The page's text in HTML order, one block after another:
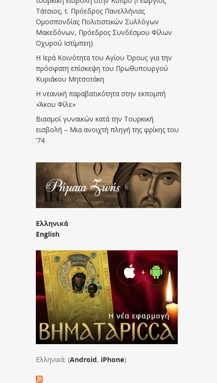
Τάτσιος, τ. Πρόεδρος Πανελλήνιας
Ομοσπονδίας Πολιτιστικών Συλλόγων
Μακεδόνων, Πρόεδρος Συνδέσμου Φίλων
Οχυρού Ιστίμπεη)
Η Ιερά Κοινότητα του Αγίου Όρους για την
πρόσφατη επίσκεψη του Πρωθυπουργού
Κυριάκου Μητσοτάκη
Η νεανική παραβατικότητα στην εκπομπή
«Άκου Φίλε»
Βιασμοί γυναικών κατά την Τουρκική
εισβολή – Μια ανοιχτή πληγή της φρίκης του
’74
Ελληνικά
English
Ελληνικά: (Android, iPhone)